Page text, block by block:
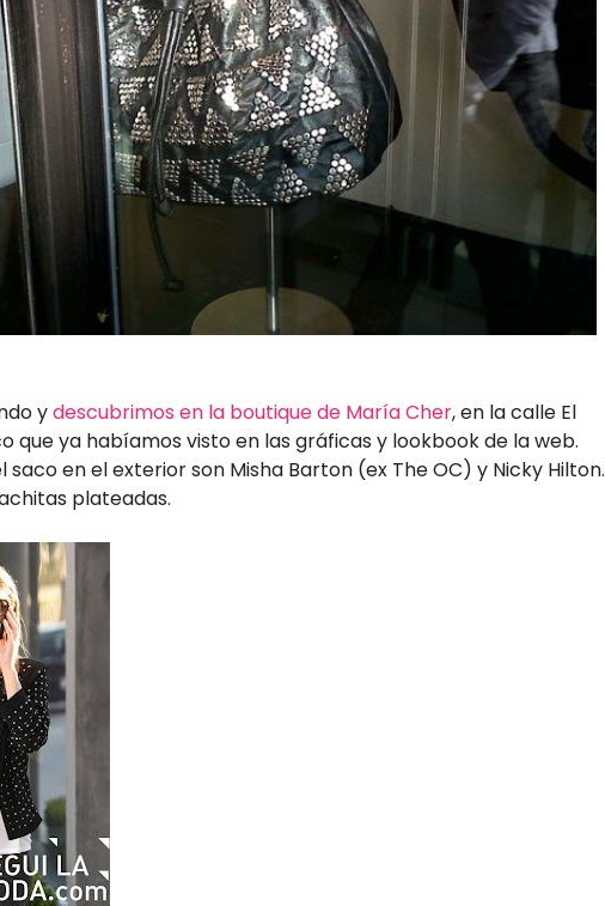
ydescubrimos en la boutique de María Cher, en la calle El
que ya habíamos visto en las gráficas y lookbook de la web.
saco en el exterior son Misha Barton (ex The OC) y Nicky Hilton.
plateadas.